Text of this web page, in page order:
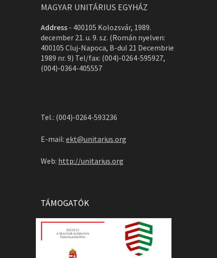
MAGYAR UNITÁRIUS EGYHÁZ
Address - 400105 Kolozsvár, 1989.
december 21. u. 9. sz. (Román nyelven:
400105 Cluj-Napoca, B-dul 21 Decembrie
1989 nr. 9) Tel/fax: (004)-0264-595927,
(004)-0364-405557
Tel.: (004)-0264-593236
E-mail: ekt@unitarius.org
Web: http://unitarius.org
TÁMOGATÓK